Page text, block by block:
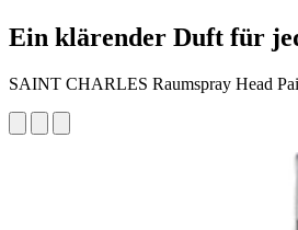
Ein klärender Duft für
SAINT CHARLES Raumspray Head